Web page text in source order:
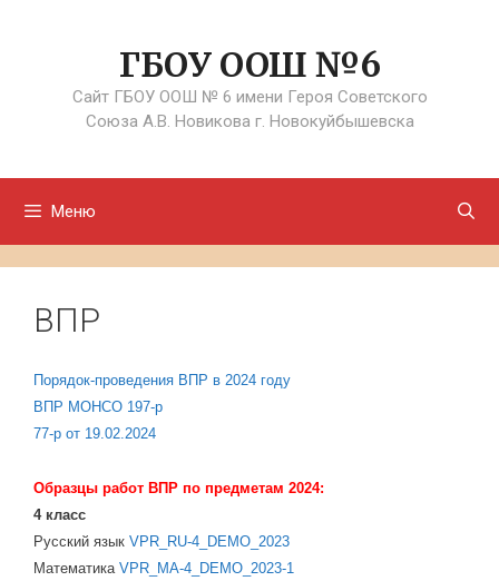
ГБОУ ООШ №6
Сайт ГБОУ ООШ № 6 имени Героя Советского
Союза А.В. Новикова г. Новокуйбышевска
Меню
ВПР
Порядок-проведения ВПР в 2024 году
ВПР МОНСО 197-р
77-р от 19.02.2024
Образцы работ ВПР по предметам 2024:
4 класс
Русский язык VPR_RU-4_DEMO_2023
Математика VPR_MA-4_DEMO_2023-1